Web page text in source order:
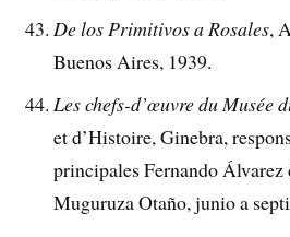
De los Primitivos a Rosales,
Buenos Aires, 1939.
Les chefs-d’œuvre du Musée
et d’Histoire, Ginebra,
principales Fernando Álvarez
Muguruza Otaño, junio a